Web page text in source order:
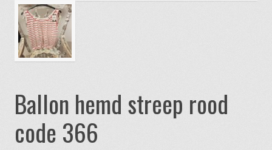
Ballon hemd streep rood
code 366